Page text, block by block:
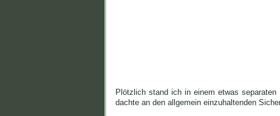
Plötzlich stand ich in einem etwas
dachte an den allgemein einzuhaltenden